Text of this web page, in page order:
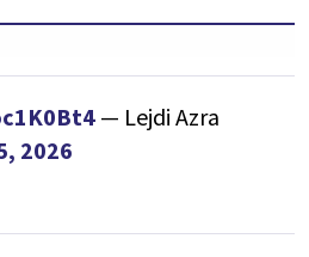
— Lejdi Azra
2026